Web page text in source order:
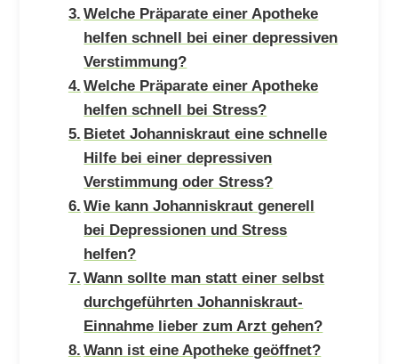
Welche Präparate einer Apotheke
helfen schnell bei einer depressiven
Verstimmung?
Welche Präparate einer Apotheke
helfen schnell bei Stress?
Bietet Johanniskraut eine schnelle
Hilfe bei einer depressiven
Verstimmung oder Stress?
Wie kann Johanniskraut generell
bei Depressionen und Stress
helfen?
Wann sollte man statt einer selbst
durchgeführten Johanniskraut-
Einnahme lieber zum Arzt gehen?
Wann ist eine Apotheke geöffnet?